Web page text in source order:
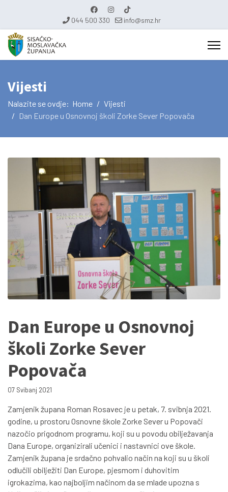
044 500 330 info@smz.hr
Vijesti
Nalazite se ovdje: Home
Vijesti
Dan Europe u Osnovnoj školi Zorke Sever Popovača
Dan Europe u Osnovnoj
školi Zorke Sever
Popovača
07 Svibanj 2021
Zamjenik župana Roman Rosavec je u petak, 7. svibnja 2021.
godine, u prostoru Osnovne škole Zorke Sever u Popovači
nazočio prigodnom programu, koji su u povodu obilježavanja
Dana Europe, organizirali učenici i nastavnici ove škole.
Zamjenik župana je srdačno pohvalio način na koji su u školi
odlučili obilježiti Dan Europe, pjesmom i duhovitim
igrokazima, kao najboljim načinom da se mlade upozna s